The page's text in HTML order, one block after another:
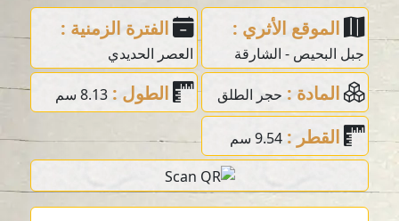
الموقع الأثري :
جبل البحيص - الشارقة
الفترة الزمنية :
العصر الحديدي
المادة : حجر الطلق الطول : 8.13 سم
القطر : 9.54 سم